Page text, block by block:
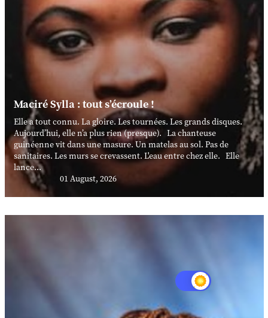
Maciré Sylla : tout s’écroule !
Elle a tout connu. La gloire. Les tournées. Les grands disques.
Aujourd’hui, elle n’a plus rien (presque). La chanteuse
guinéenne vit dans une masure. Un matelas au sol. Pas de
sanitaires. Les murs se crevassent. L'eau entre chez elle. Elle
lance...
01 August, 2026